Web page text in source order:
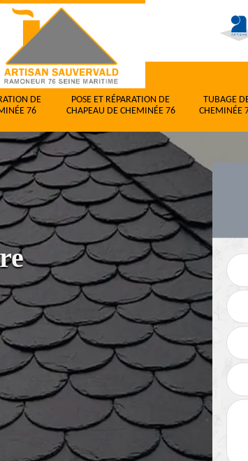
DE
76
POSE ET RÉPARATION DE
CHAPEAU DE CHEMINÉE 76
TUBAGE
CHEMINÉE